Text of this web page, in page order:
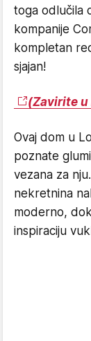
toga odlučila
kompanije
kompletan
sjajan!
(Zavirite u
Ovaj dom u
poznate
vezana za
nekretnina
moderno,
inspiraciju